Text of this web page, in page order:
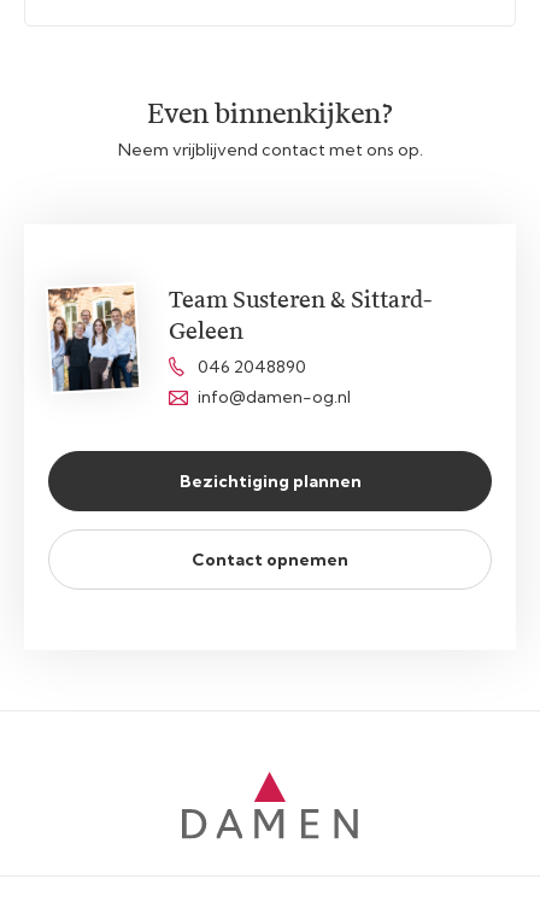
Even binnenkijken?
Neem vrijblijvend contact met ons op.
Team Susteren & Sittard-
Geleen
046 2048890
info@damen-og.nl
Bezichtiging plannen
Contact opnemen